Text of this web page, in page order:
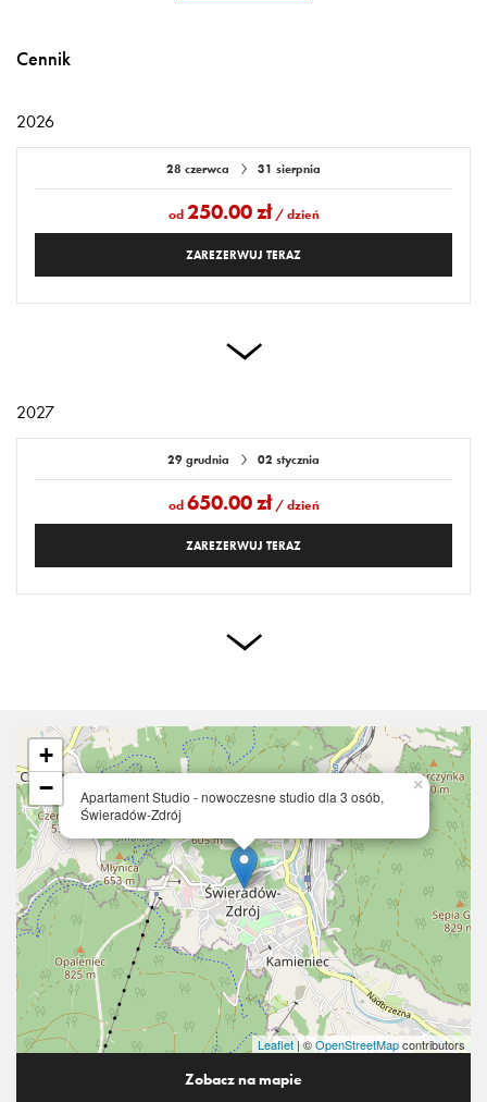
prysznic z deszczownicą.
że poczujesz się dobrze i komfortowo.
Studio znajduje się w centrum miasta Świeradowa i 3
minuty spacerem od deptaka.
Cennik
2026
28 czerwca 31 sierpnia
od 250.00 zł/ dzień
ZAREZERWUJ TERAZ
2027
29 grudnia 02 stycznia
od 650.00 zł/ dzień
ZAREZERWUJ TERAZ
Apartament Studio - nowoczesne studio dla 3 osób,
Świeradów-Zdrój
×
+
−
Leaflet | ©OpenStreetMapcontributors
Zobacz na mapie